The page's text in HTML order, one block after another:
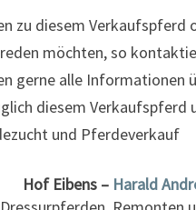
zu diesem Verkaufspferd
möchten, so
gerne alle Informationen
diesem
und Pferdeverkauf
Hof Eibens – Harald